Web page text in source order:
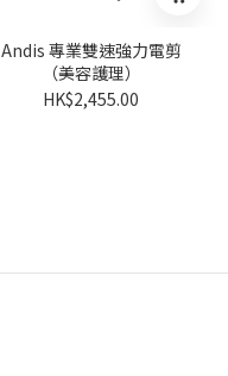
Andis 專業雙速強力電剪
（美容護理）
HK$2,455.00